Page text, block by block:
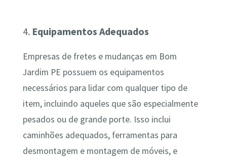
4. Equipamentos Adequados
Empresas de fretes e mudanças em Bom
Jardim PE possuem os equipamentos
necessários para lidar com qualquer tipo de
item, incluindo aqueles que são especialmente
pesados ou de grande porte. Isso inclui
caminhões adequados, ferramentas para
desmontagem e montagem de móveis, e